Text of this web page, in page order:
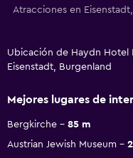
Atracciones en
Ubicación de Haydn Hotel
Eisenstadt, Burgenland
Mejores lugares de
Bergkirche
85 m
Austrian Jewish Museum